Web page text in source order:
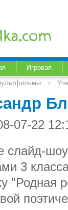
Игровая
›
07-22
слайд-
3
"Родная